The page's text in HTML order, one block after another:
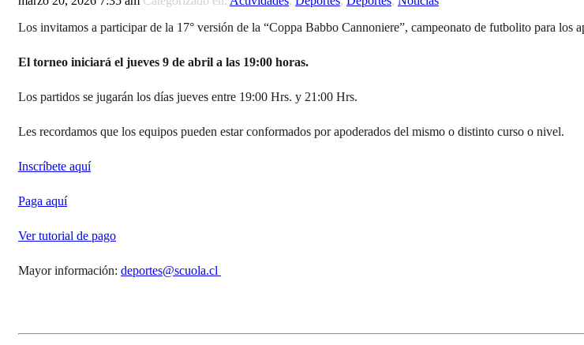
Los invitamos a participar de la 17° versión de la “Coppa Babbo Cannoniere”, campeonato de futbolito para los
El torneo iniciará el jueves 9 de abril a las 19:00 horas.
Los partidos se jugarán los días jueves entre 19:00 Hrs. y 21:00 Hrs.
Les recordamos que los equipos pueden estar conformados por apoderados del mismo o distinto curso o nivel.
Inscríbete aquí
Paga aquí
Ver tutorial de pago
Mayor información: deportes@scuola.cl